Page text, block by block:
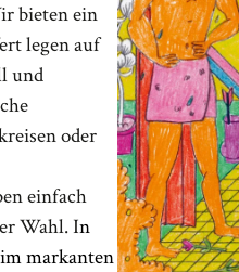
bieten ein
legen auf
und
oder
einfach
Wahl. In
markanten